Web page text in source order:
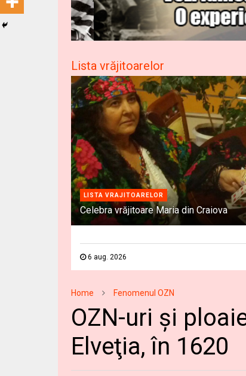
Lista vrăjitoarelor
LISTA VRAJITOARELOR
Celebra vrăjitoare Maria din Craiova
6 aug. 2026
Home Fenomenul OZN
OZN-uri şi
Elveţia, în 1620